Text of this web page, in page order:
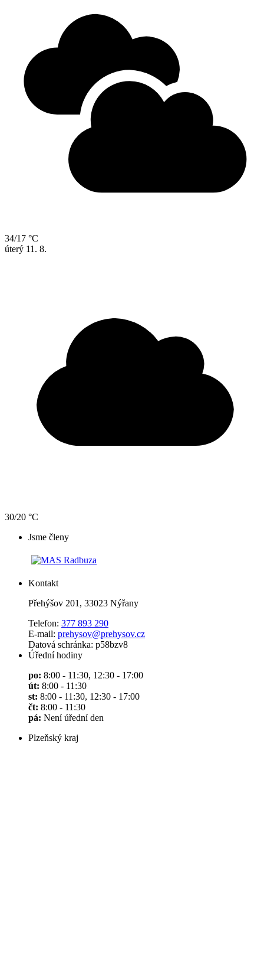
34/17 °C
úterý 11. 8.
30/20 °C
Jsme členy
Kontakt
Přehýšov 201, 33023 Nýřany
Telefon: 377 893 290
E-mail: prehysov@prehysov.cz
Datová schránka: p58bzv8
Úřední hodiny
po: 8:00 - 11:30, 12:30 - 17:00
út: 8:00 - 11:30
st: 8:00 - 11:30, 12:30 - 17:00
čt: 8:00 - 11:30
pá: Není úřední den
Plzeňský kraj